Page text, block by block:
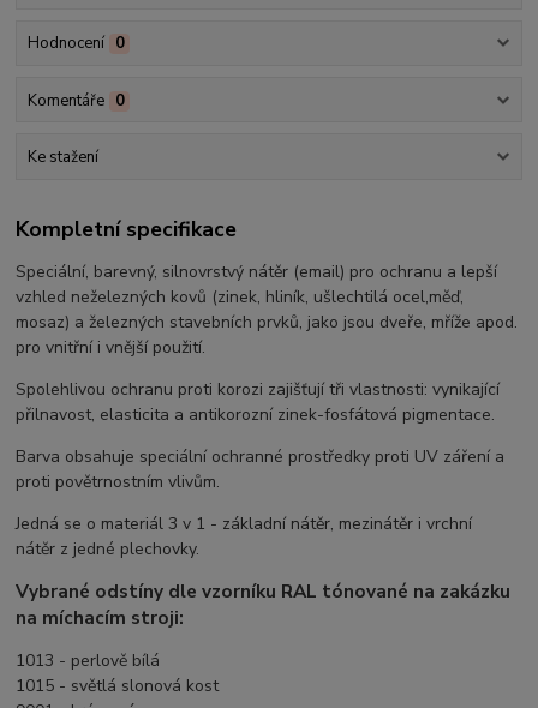
Hodnocení 0
Komentáře 0
Ke stažení
Kompletní specifikace
Speciální, barevný, silnovrstvý nátěr (email) pro ochranu a lepší
vzhled neželezných kovů (zinek, hliník, ušlechtilá ocel,měď,
mosaz) a železných stavebních prvků, jako jsou dveře, mříže apod.
provnitřní i vnější použití.
Spolehlivou ochranu proti korozi zajišťují tři vlastnosti: vynikající
přilnavost, elasticita a antikorozní zinek-fosfátová pigmentace.
Barva obsahuje speciální ochranné prostředky proti UV záření a
proti povětrnostním vlivům.
Jedná se o materiál 3 v 1 - základní nátěr, mezinátěr i vrchní
nátěr z jedné plechovky.
Vybrané odstíny dle vzorníku RAL tónované na zakázku
na míchacím stroji:
1013 - perlově bílá
1015 - světlá slonová kost